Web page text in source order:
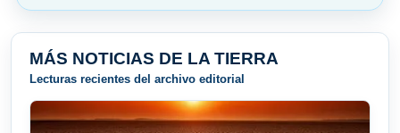
MÁS NOTICIAS DE LA TIERRA
Lecturas recientes del archivo editorial